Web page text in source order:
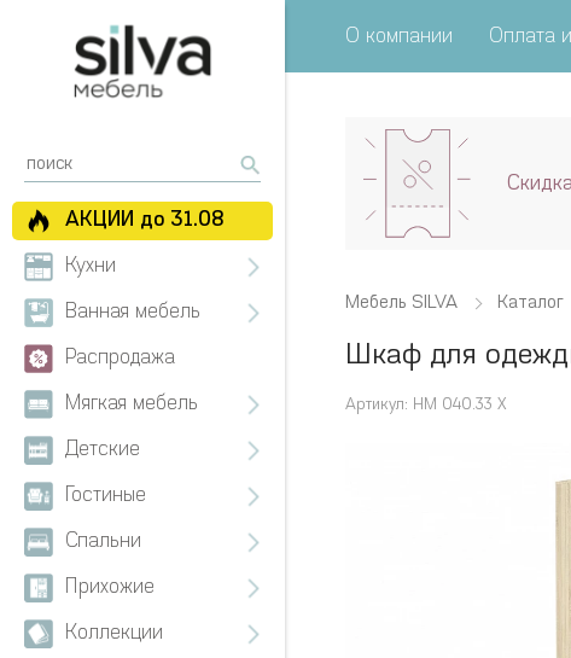
О компании Оплата
АКЦИИ до 31.08
Кухни
Ванная мебель
Распродажа
Мягкая мебель
Детские
Гостиные
Спальни
Прихожие
Коллекции
Мебель SILVA Каталог
Шкаф для
Артикул: НМ 040.33 Х